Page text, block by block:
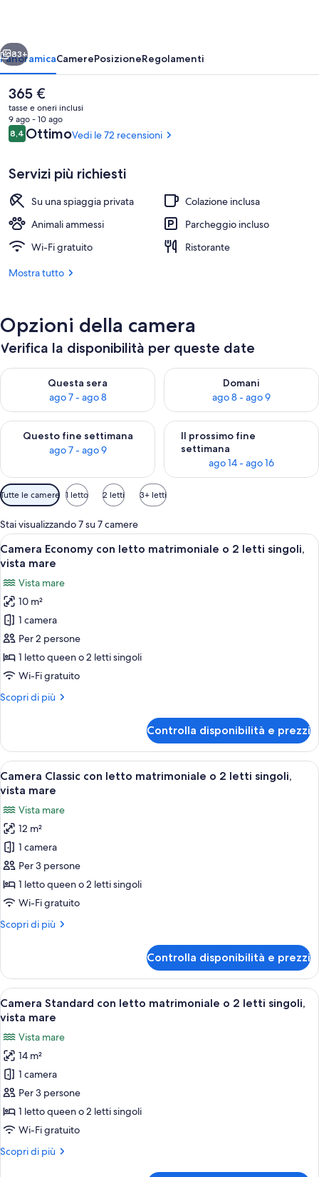
Facciata della struttura
Avanti
83+
PanoramicaCamerePosizioneRegolamenti
Il
prezzo
attuale
è
365 €
365 €
tasse e oneri inclusi
9 ago - 10 ago
Recensioni
8,48,4 su 10
OttimoVedi le 72 recensioni
Servizi più richiesti
Su una spiaggia privata
Colazione inclusa
Animali ammessi
Parcheggio incluso
Wi-Fi gratuito
Ristorante
Mostra tutto
Opzioni della camera
Verifica la disponibilità per queste date
Questa sera
ago 7 - ago 8
Verifica la disponibilità per questa sera, ago 7 - ago 8
Domani
ago 8 - ago 9
Verifica la disponibilità per
Questo fine settimana
ago 7 - ago 9
Verifica la disponibilità per questo fine settimana, ago 7 - ago
Il prossimo fine
settimana
ago 14 - ago 16
Verifica la disponibilità per il
Filtri
disponibili
per
le
camere
Tutte le camere 1 letto 2 letti 3+ letti
Stai visualizzando 7 su 7 camere
Apri
tutte
foto
per
Camera
Economy
con
letto
o
singoli,
vista
mare
Una camera da letto con un letto,
6
Camera Economy con letto matrimoniale o 2 letti singoli,
vista mare
Vista mare
10 m²
1 camera
Per 2 persone
1 letto queen o 2 letti singoli
Wi-Fi gratuito
Scopri di più
Altri
Economy
con
letto
matrimoniale
2
letti
singoli,
vista
mare
Controlla disponibilità e prezzi
Apri
tutte
foto
per
Camera
Classic
con
letto
o
singoli,
vista
mare
Una moderna camera d'albergo
7
Camera Classic con letto matrimoniale o 2 letti singoli,
vista mare
Vista mare
12 m²
1 camera
Per 3 persone
1 letto queen o 2 letti singoli
Wi-Fi gratuito
Scopri di più
Altri
Classic
con
letto
matrimoniale
2
letti
singoli,
vista
mare
Controlla disponibilità e prezzi
Apri
tutte
foto
per
Camera
Standard
con
letto
o
Una camera d'albergo con un letto
10
Camera Standard con letto matrimoniale o 2 letti singoli,
vista mare
Vista mare
14 m²
1 camera
Per 3 persone
1 letto queen o 2 letti singoli
Wi-Fi gratuito
Scopri di più
Altri